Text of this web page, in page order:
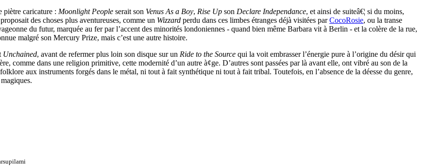
piètre caricature : Moonlight People serait son Venus As a Boy, Rise Up son Declare Independance, et ainsi de suiteâ€¦ si du moins,
des choses plus aventureuses, comme un Wizzard perdu dans ces limbes étranges déjà visitées parCocoRosie, ou la transe
du futur, marquée au fer par l’accent des minorités londoniennes - quand bien même Barbara vit à Berlin - et la colère de la rue,
malgré son Mercury Prize, mais c’est une autre histoire.
Unchained, avant de refermer plus loin son disque sur un Ride to the Source qui la voit embrasser l’énergie pure à l’origine du désir qui
comme dans une religion primitive, cette modernité d’un autre à¢ge. D’autres sont passées par là avant elle, ont vibré au son de la
aux instruments forgés dans le métal, ni tout à fait synthétique ni tout à fait tribal. Toutefois, en l’absence de la déesse du genre,